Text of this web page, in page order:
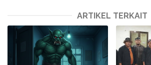
ARTIKEL TERKAIT